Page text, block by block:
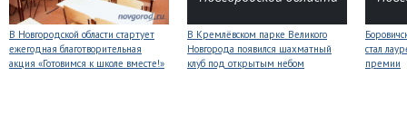
В Новгородской области стартует
ежегодная благотворительная
акция «Готовимся к школе вместе!»
В Кремлёвском парке Великого
Новгорода появился шахматный
клуб под открытым небом
стал
премии